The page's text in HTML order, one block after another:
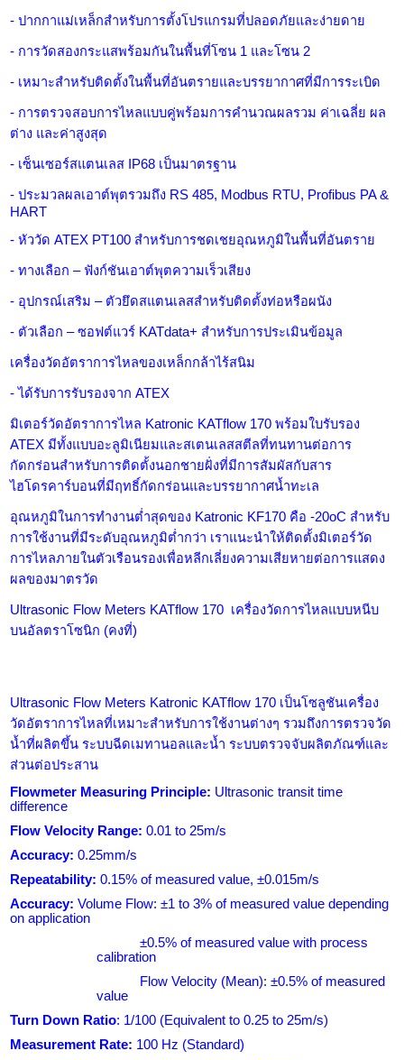
- ปากกาแม่เหล็กสำหรับการตั้งโปรแกรมที่ปลอดภัยและง่ายดาย
- การวัดสองกระแสพร้อมกันในพื้นที่โซน 1 และโซน 2
- เหมาะสำหรับติดตั้งในพื้นที่อันตรายและบรรยากาศที่มีการระเบิด
- การตรวจสอบการไหลแบบคู่พร้อมการคำนวณผลรวม ค่าเฉลี่ย ผล
ต่าง และค่าสูงสุด
- เซ็นเซอร์สแตนเลส IP68 เป็นมาตรฐาน
- ประมวลผลเอาต์พุตรวมถึง RS 485, Modbus RTU, Profibus PA &
HART
- หัววัด ATEX PT100 สำหรับการชดเชยอุณหภูมิในพื้นที่อันตราย
- ทางเลือก – ฟังก์ชันเอาต์พุตความเร็วเสียง
- อุปกรณ์เสริม – ตัวยึดสแตนเลสสำหรับติดตั้งท่อหรือผนัง
- ตัวเลือก – ซอฟต์แวร์ KATdata+ สำหรับการประเมินข้อมูล
เครื่องวัดอัตราการไหลของเหล็กกล้าไร้สนิม
- ได้รับการรับรองจาก ATEX
มิเตอร์วัดอัตราการไหล Katronic KATflow 170 พร้อมใบรับรอง
ATEX มีทั้งแบบอะลูมิเนียมและสเตนเลสสตีลที่ทนทานต่อการ
กัดกร่อนสำหรับการติดตั้งนอกชายฝั่งที่มีการสัมผัสกับสาร
ไฮโดรคาร์บอนที่มีฤทธิ์กัดกร่อนและบรรยากาศน้ำทะเล
อุณหภูมิในการทำงานต่ำสุดของ Katronic KF170 คือ -20oC สำหรับ
การใช้งานที่มีระดับอุณหภูมิต่ำกว่า เราแนะนำให้ติดตั้งมิเตอร์วัด
การไหลภายในตัวเรือนรองเพื่อหลีกเลี่ยงความเสียหายต่อการแสดง
ผลของมาตรวัด
Ultrasonic Flow Meters KATflow 170 เครื่องวัดการไหลแบบหนีบ
บนอัลตราโซนิก (คงที่)
Ultrasonic Flow Meters Katronic KATflow 170 เป็นโซลูชันเครื่อง
วัดอัตราการไหลที่เหมาะสำหรับการใช้งานต่างๆ รวมถึงการตรวจวัด
น้ำที่ผลิตขึ้น ระบบฉีดเมทานอลและน้ำ ระบบตรวจจับผลิตภัณฑ์และ
ส่วนต่อประสาน
Flowmeter Measuring Principle: Ultrasonic transit time
difference
Flow Velocity Range: 0.01 to 25m/s
Accuracy:0.25mm/s
Repeatability: 0.15% of measured value, ±0.015m/s
Accuracy: Volume Flow: ±1 to 3% of measured value depending
on application
±0.5% of measured value with process
calibration
Flow Velocity (Mean): ±0.5% of measured
value
Turn Down Ratio: 1/100 (Equivalent to 0.25 to 25m/s)
Measurement Rate: 100 Hz (Standard)